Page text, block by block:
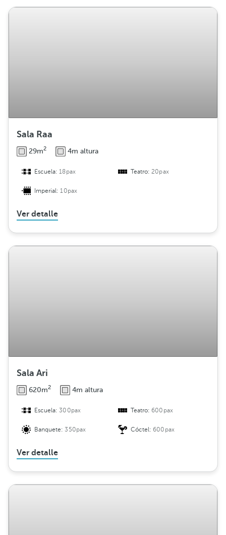
Sala Raa
29m2 4m altura
Escuela:18pax Teatro:20pax
Imperial:10pax
Ver detalle
Sala Ari
620m2 4m altura
Escuela:300pax Teatro:600pax
Banquete:350pax Cóctel:600pax
Ver detalle